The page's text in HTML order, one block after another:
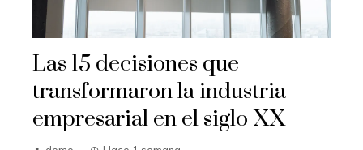
Las 15 decisiones que
transformaron la industria
empresarial en el siglo XX